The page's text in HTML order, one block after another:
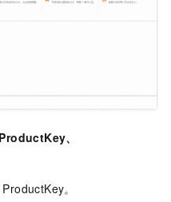
ProductKey、
ProductKey。